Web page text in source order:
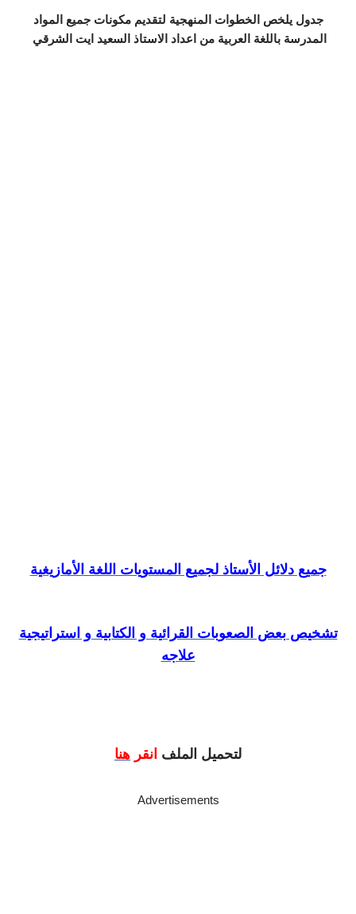
جدول يلخص الخطوات المنهجية لتقديم مكونات جميع المواد
المدرسة باللغة العربية من اعداد الاستاذ السعيد ايت الشرقي
جميع دلائل الأستاذ لجميع المستويات اللغة الأمازيغية
تشخيص بعض الصعوبات القرائية و الكتابية و استراتيجية
علاجه
لتحميل الملف انقر هنا
Advertisements